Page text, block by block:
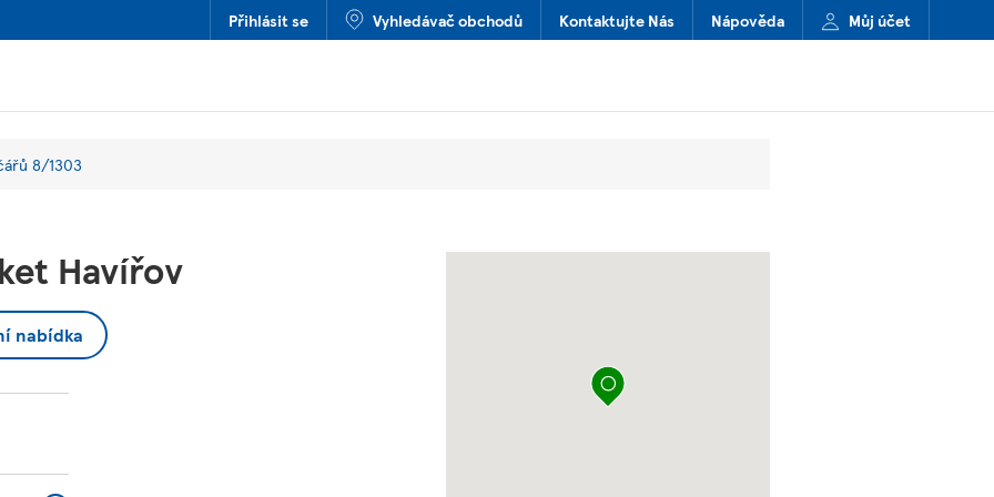
Přihlásit se Vyhledávač obchodů Kontaktujte Nás Nápověda Můj účet
8/1303
Havířov
nabídka
připíchnout špendlík